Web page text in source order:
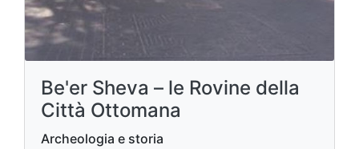
Be'er Sheva – le Rovine della
Città Ottomana
Archeologia e storia